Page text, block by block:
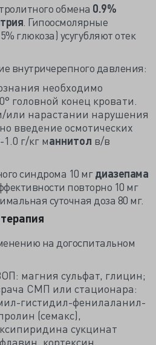
обмена 0.9%
. Гипоосмолярные
глюкоза) усугубляют отек
внутричерепного давления:
необходимо
головной конец кровати.
или нарастании нарушения
введение осмотических
г/кг маннитол в/в
синдрома 10 мгдиазепама
повторно 10 мг
суточная доза 80 мг.
на догоспитальном
магния сульфат, глицин;
СМП или стационара:
гистидил-фенилаланил-
(семакс),
сукцинат
кортексин,